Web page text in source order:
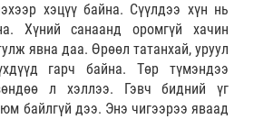
хэцүү байна. Сүүлдээ хүн нь
Хүний санаанд оромгүй хачин
явна даа. Өрөөл татанхай, уруул
гарч байна. Төр түмэндээ
л хэллээ. Гэвч бидний үг
байлгүй дээ. Энэ чигээрээ яваад